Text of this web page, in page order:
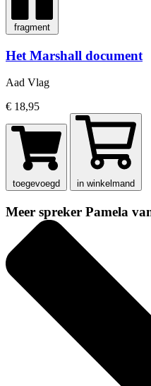
fragment
Het Marshall document
Aad Vlag
€ 18,95
toegevoegd in winkelmand
Meer spreker Pamela